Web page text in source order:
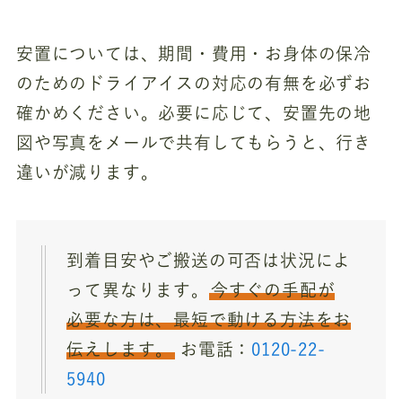
安置については、期間・費用・お身体の保冷
のためのドライアイスの対応の有無を必ずお
確かめください。必要に応じて、安置先の地
図や写真をメールで共有してもらうと、行き
違いが減ります。
到着目安やご搬送の可否は状況によ
って異なります。
今すぐの手配が
必要な方は、最短で動ける方法をお
伝えします。 お電話： 0120-22-
5940